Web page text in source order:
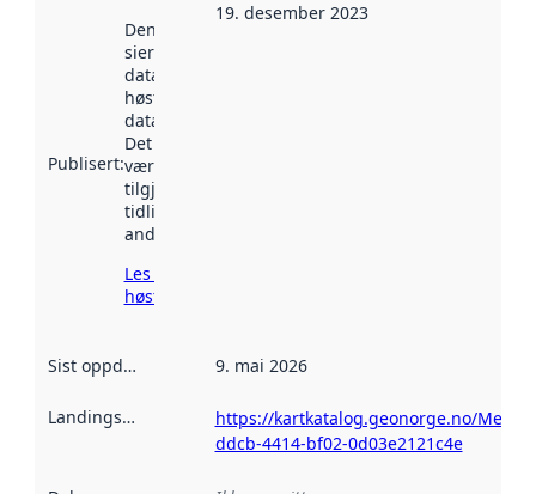
Publisert:
Denne datoen
sier når
datasettet ble
høstet av
data.norge.no.
Det kan ha
vært
tilgjengelig
tidligere
andre steder.
Les mer om
høsting her
19. desember 2023
Sist oppdatert 9. mai 2026
Landingsside
https://kartkatalog.geonorge.no/
ddcb-4414-bf02-0d03e2121c4e